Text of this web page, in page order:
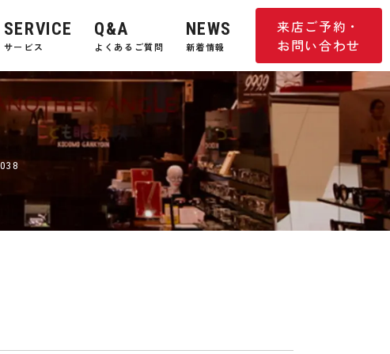
来店ご予約・
お問い合わせ
SERVICE
サービス
Q&A
よくあるご質問
NEWS
新着情報